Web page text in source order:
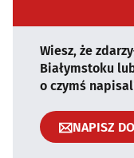
Wiesz, że
Białymstoku
o czymś
NAPISZ